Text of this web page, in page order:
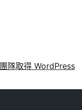
團隊取得 WordPress